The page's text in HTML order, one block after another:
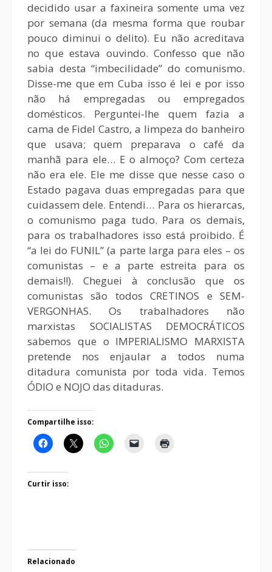
decidido usar a faxineira somente uma vez
por semana (da mesma forma que roubar
pouco diminui o delito). Eu não acreditava
no que estava ouvindo. Confesso que não
sabia desta “imbecilidade” do comunismo.
Disse-me que em Cuba isso é lei e por isso
não há empregadas ou empregados
domésticos. Perguntei-lhe quem fazia a
cama de Fidel Castro, a limpeza do banheiro
que usava; quem preparava o café da
manhã para ele… E o almoço? Com certeza
não era ele. Ele me disse que nesse caso o
Estado pagava duas empregadas para que
cuidassem dele. Entendi… Para os hierarcas,
o comunismo paga tudo. Para os demais,
para os trabalhadores isso está proibido. É
“a lei do FUNIL” (a parte larga para eles – os
comunistas – e a parte estreita para os
demais!!). Cheguei à conclusão que os
comunistas são todos CRETINOS e SEM-
VERGONHAS. Os trabalhadores não
marxistas SOCIALISTAS DEMOCRÁTICOS
sabemos que o IMPERIALISMO MARXISTA
pretende nos enjaular a todos numa
ditadura comunista por toda vida. Temos
ÓDIO e NOJO das ditaduras.
Compartilhe isso:
Curtir isso:
Relacionado